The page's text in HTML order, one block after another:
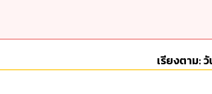
เรียงตาม: